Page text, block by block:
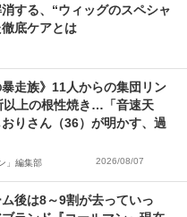
する、“ウィッグのスペシャ
底ケアとは
暴走族》11人からの集団リン
以上の根性焼き…「音速天
りさん（36）が明かす、過
」編集部 2026/08/07
ム後は8～9割が去っていっ